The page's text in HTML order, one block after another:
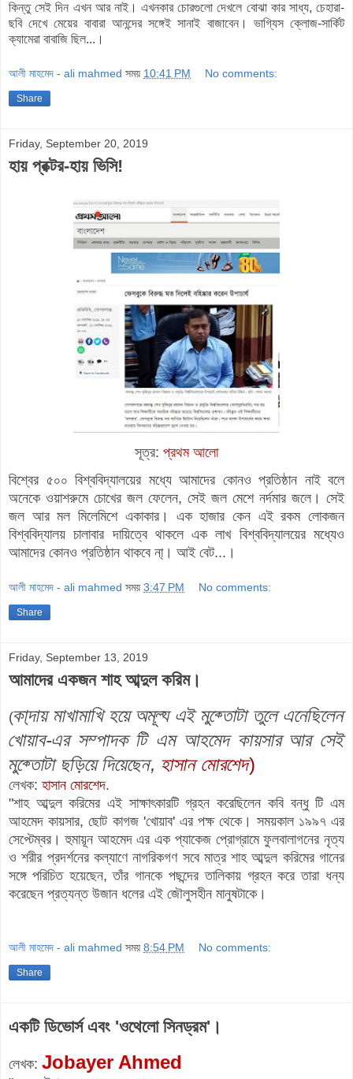
কিন্তু সেই দিন এখন আর নাই। এখনকার চোরগুলো দেখলে বোঝা কার সাধ্য, চেহারা-
ছবি দেখে মেয়ের বাবারা আনন্দের সঙ্গেই সানাই বাজাবেন। ভাগ্যিস ক্লোজ-সার্কিট
ক্যামেরা বাবাজি ছিল...।
আলী মাহমেদ - ali mahmed সময় 10:41 PM No comments:
Share
Friday, September 20, 2019
হায় প্রক্টর-হায় ভিসি!
সূত্র: প্রথম আলো
বিশ্বের ৫০০ বিশ্ববিদ্যালয়ের মধ্যে আমাদের কোনও প্রতিষ্ঠান নাই বলে
অনেকে ওয়াশরুমে চোখের জল ফেলেন, সেই জল মেশে নর্দমার জলে। সেই
জল আর মল মিলেমিশে একাকার। এক হাজার কেন এই রকম লোকজন
বিশ্ববিদ্যালয় চালাবার দায়িত্বে থাকলে এক লাখ বিশ্ববিদ্যালয়ের মধ্যেও
আমাদের কোনও প্রতিষ্ঠান থাকবে না্। আই বেট...।
আলী মাহমেদ - ali mahmed সময় 3:47 PM No comments:
Share
Friday, September 13, 2019
আমাদের একজন শাহ আব্দুল করিম।
(কা্দায় মাখামাখি হয়ে অমূল্য এই মুক্তোটা তুলে এনেছিলেন
খোয়াব-এর সম্পাদক টি এম আহমেদ কায়সার আর সেই
মুক্তোটা ছড়িয়ে দিয়েছেন, হাসান মোরশেদ)
লেখক: হাসান মোরশেদ.
"শাহ আব্দুল করিমের এই সাক্ষাৎকারটি গ্রহন করেছিলেন কবি বন্ধু টি এম
আহমেদ কায়সার, ছোট কাগজ 'খোয়াব' এর পক্ষ থেকে। সময়কাল ১৯৯৭ এর
সেপ্টেম্বর। হুমায়ূন আহমেদ এর এক প্যাকেজ প্রোগ্রামে ফুলবালাগনের নৃত্য
ও শরীর প্রদর্শনের কল্যাণে নাগরিকগণ সবে মাত্র শাহ আব্দুল করিমের গানের
সঙ্গে পরিচিত হয়েছেন, তাঁর গানকে পছন্দের তালিকায় গ্রহন করে তারা ধন্য
করেছেন প্রত্যন্ত উজান ধলের এই জৌলুসহীন মানুষটাকে।
আলী মাহমেদ - ali mahmed সময় 8:54 PM No comments:
Share
একটি ডিভোর্স এবং 'ওথেলো সিনড্রম'।
লেখক: Jobayer Ahmed